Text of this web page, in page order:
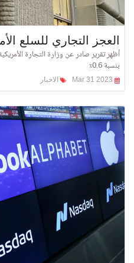
العجز التجاري للسلع
أظهر تقرير صادر عن وزارة التجارة
بنسبة 0.6٪
الاخبار